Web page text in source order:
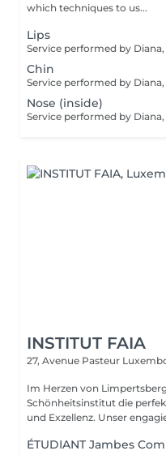
which techniques to us...
Lips
Chin
Nose (inside)
INSTITUT FAIA
27, Avenue Pasteur
Im Herzen von
Schönheitsinstitut die
und Exzellenz.
ÉTUDIANT Jambes